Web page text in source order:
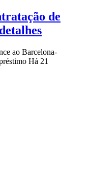
de
ao Barcelona-
Há 21